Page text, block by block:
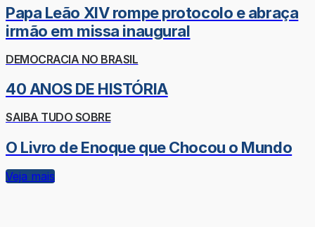
Papa Leão XIV rompe protocolo e abraça
irmão em missa inaugural
DEMOCRACIA NO BRASIL
40 ANOS DE HISTÓRIA
SAIBA TUDO SOBRE
O Livro de Enoque que Chocou o Mundo
Veja mais